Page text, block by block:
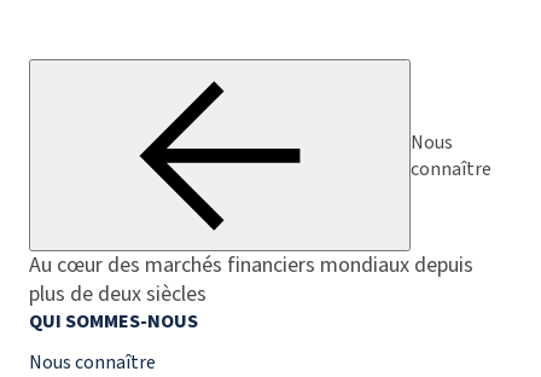
Nous
connaître
Au cœur des marchés financiers mondiaux depuis
plus de deux siècles
QUI SOMMES-NOUS
Nous connaître